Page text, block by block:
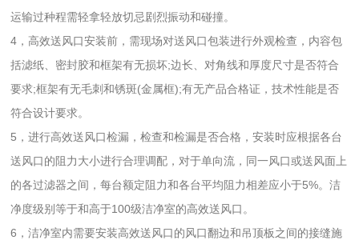
运输过种程需轻拿轻放切忌剧烈振动和碰撞。
4，高效送风口安装前，需现场对送风口包装进行外观检查，内容包
括滤纸、密封胶和框架有无损坏;边长、对角线和厚度尺寸是否符合
要求;框架有无毛刺和锈斑(金属框);有无产品合格证，技术性能是否
符合设计要求。
5，进行高效送风口检漏，检查和检漏是否合格，安装时应根据各台
送风口的阻力大小进行合理调配，对于单向流，同一风口或送风面上
的各过滤器之间，每台额定阻力和各台平均阻力相差应小于5%。洁
净度级别等于和高于100级洁净室的高效送风口。
6，洁净室内需要安装高效送风口的风口翻边和吊顶板之间的接缝施